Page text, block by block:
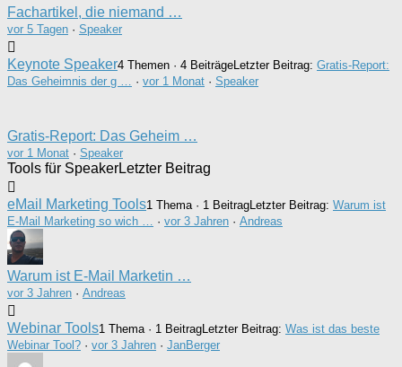
Fachartikel, die niemand …
vor 5 Tagen · Speaker
Keynote Speaker4 Themen · 4 BeiträgeLetzter Beitrag: Gratis-Report:
Das Geheimnis der g …
· vor 1 Monat · Speaker
Gratis-Report: Das Geheim …
vor 1 Monat · Speaker
Tools für SpeakerLetzter Beitrag
eMail Marketing Tools1 Thema · 1 BeitragLetzter Beitrag: Warum ist
E-Mail Marketing so wich …
· vor 3 Jahren · Andreas
Warum ist E-Mail Marketin …
vor 3 Jahren · Andreas
Webinar Tools1 Thema · 1 BeitragLetzter Beitrag: Was ist das beste
Webinar Tool? · vor 3 Jahren · JanBerger